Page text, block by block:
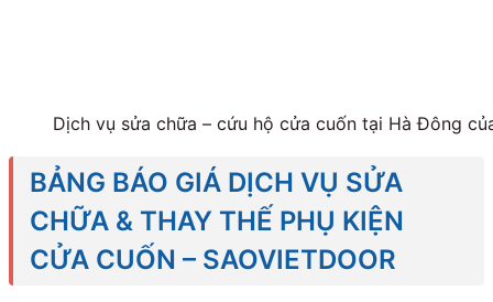
Dịch vụ sửa chữa – cứu hộ cửa cuốn tại Hà Đông
BẢNG BÁO GIÁ DỊCH VỤ SỬA
CHỮA & THAY THẾ PHỤ KIỆN
CỬA CUỐN – SAOVIETDOOR